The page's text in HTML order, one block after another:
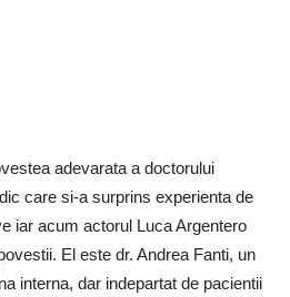
adevarata a doctorului
care si-a surprins experienta de
iar acum actorul Luca Argentero
El este dr. Andrea Fanti, un
interna, dar indepartat de pacientii